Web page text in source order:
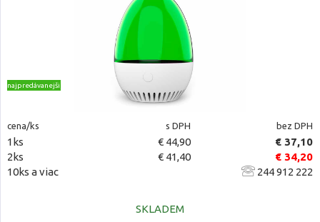
najpredávanejšie
cena/ks s DPH bez DPH
1ks € 44,90
€ 37,10
2ks
€ 41,40
€ 34,20
10ks a viac
244 912 222
SKLADEM